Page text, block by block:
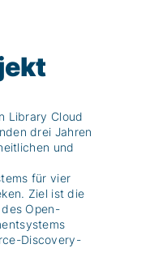
Library Cloud
drei Jahren
und
für vier
Ziel ist die
Open-
Discovery-